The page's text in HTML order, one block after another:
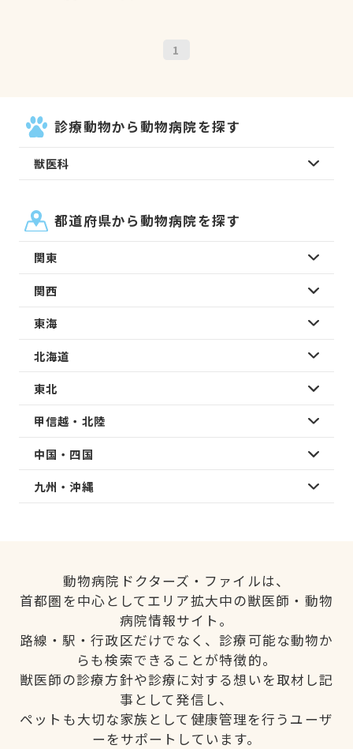
1
診療動物から動物病院を探す
獣医科
都道府県から動物病院を探す
関東
関西
東海
北海道
東北
甲信越・北陸
中国・四国
九州・沖縄
動物病院ドクターズ・ファイルは、
首都圏を中心としてエリア拡大中の獣医師・動物
病院情報サイト。
路線・駅・行政区だけでなく、診療可能な動物か
らも検索できることが特徴的。
獣医師の診療方針や診療に対する想いを取材し記
事として発信し、
ペットも大切な家族として健康管理を行うユーザ
ーをサポートしています。